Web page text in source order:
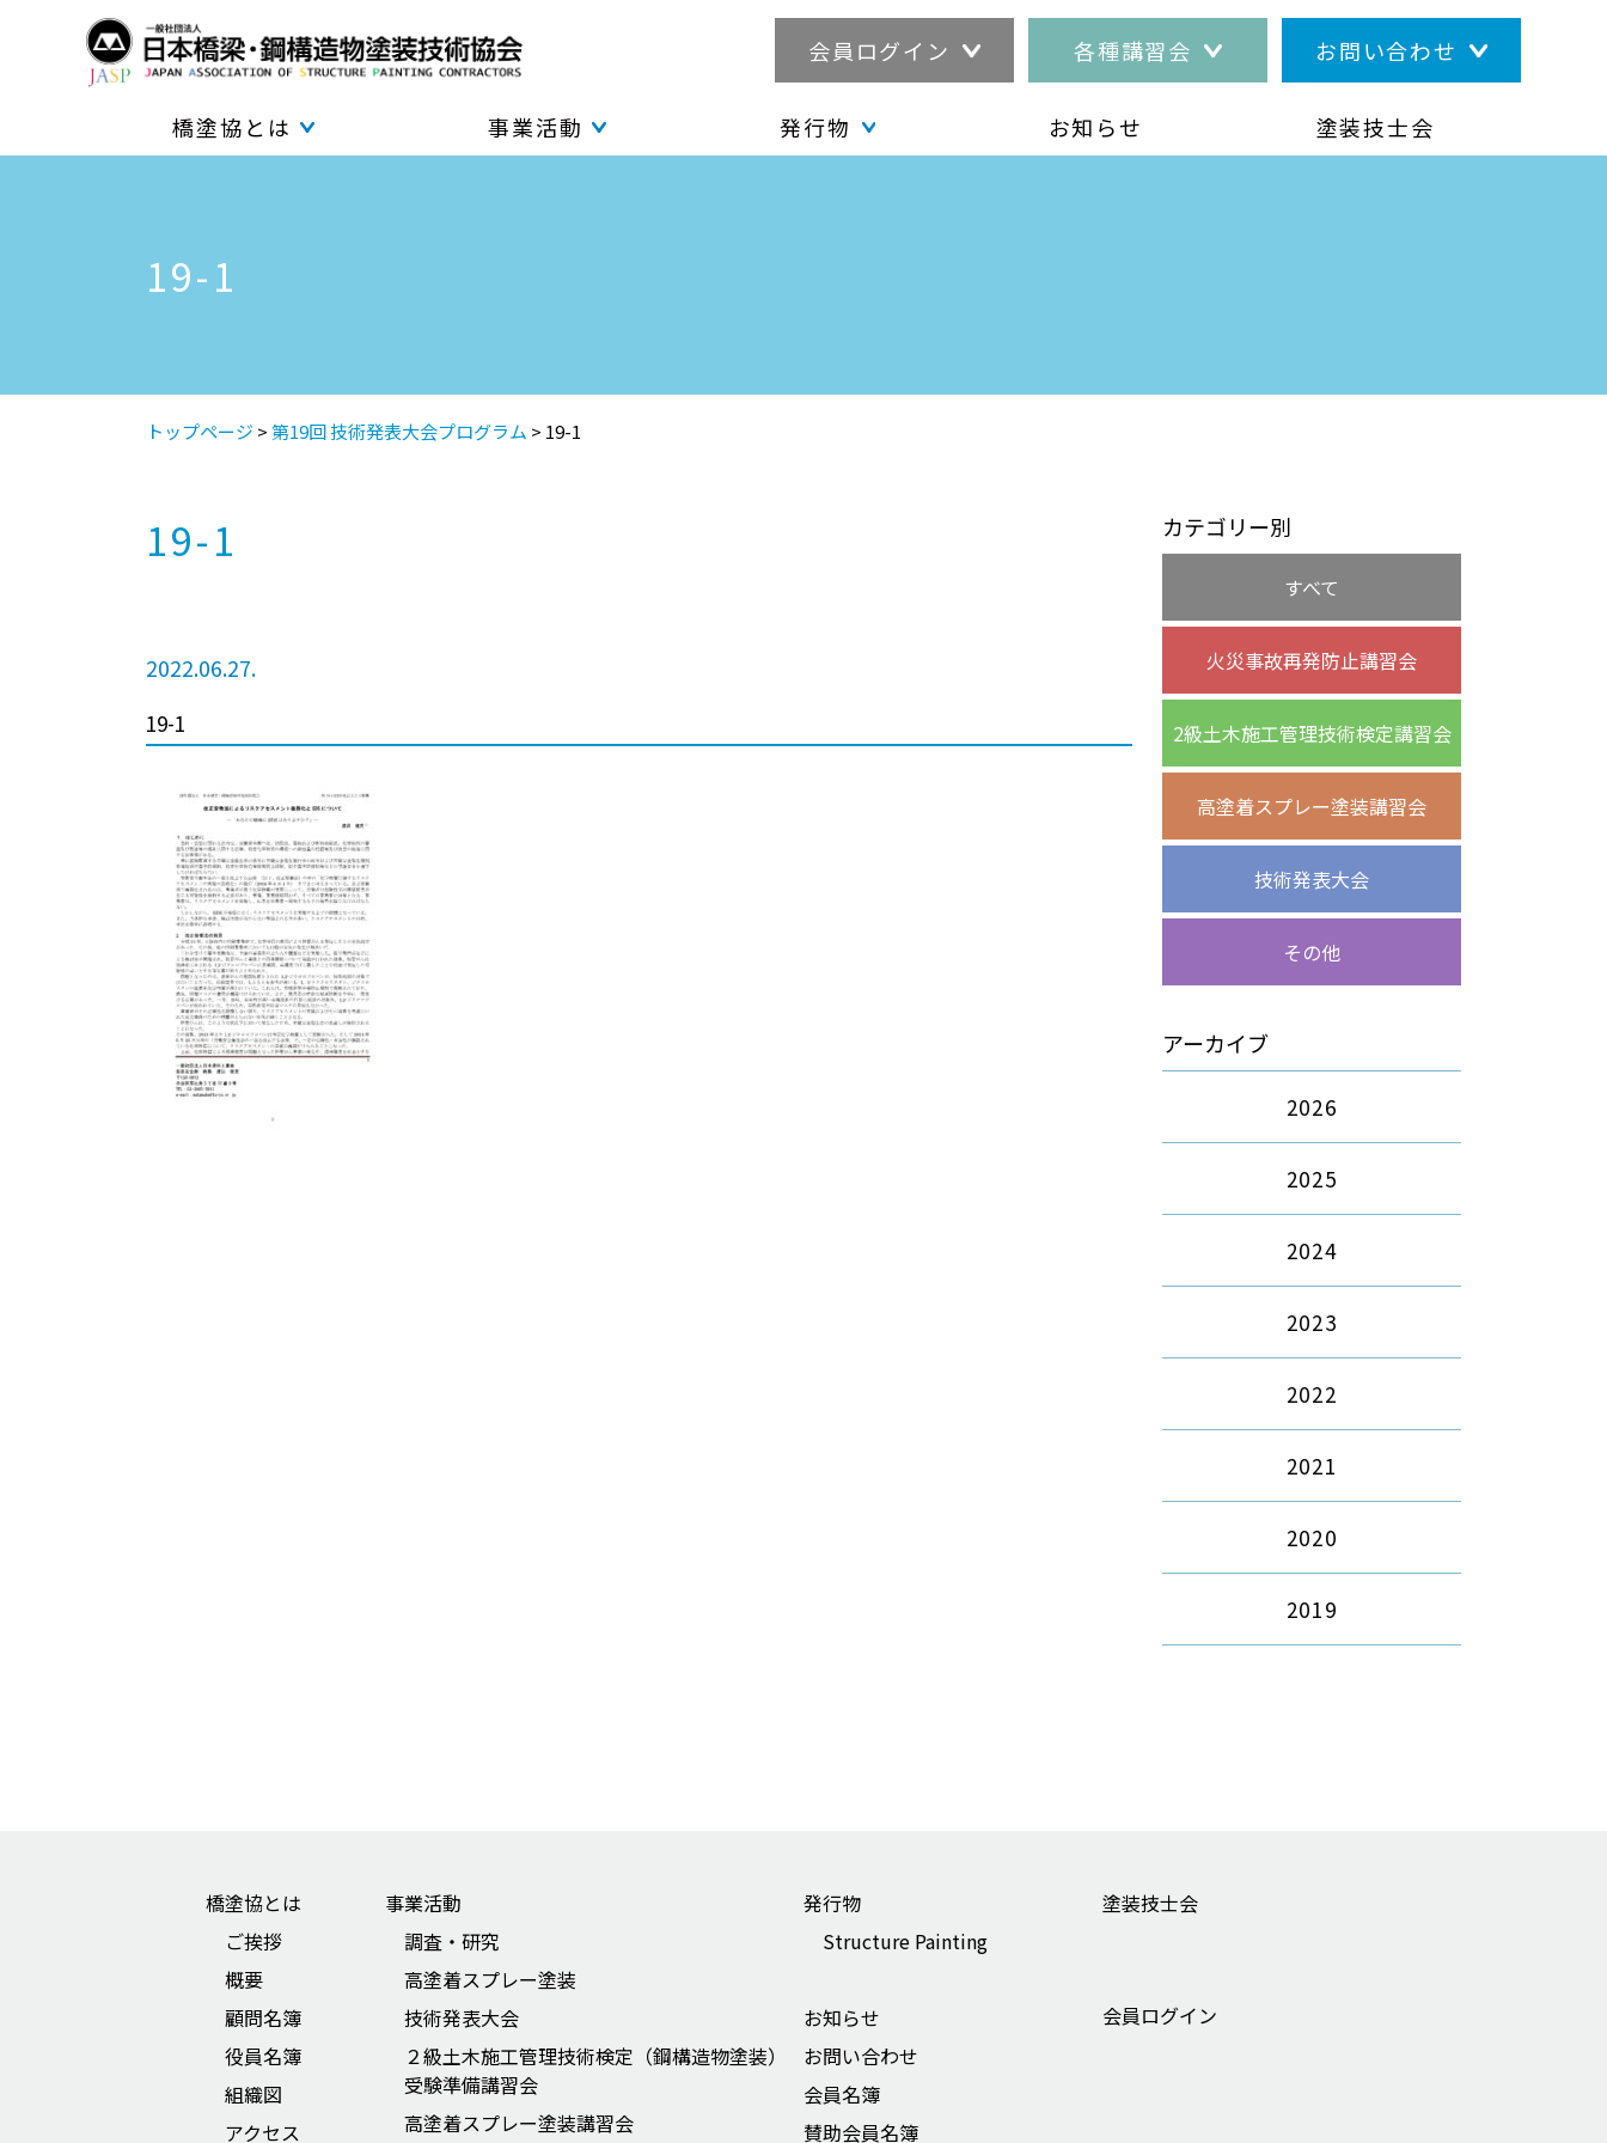
会員ログイン 各種講習会 お問い合わせ
橋塗協とは 事業活動 発行物 お知らせ 塗装技士会
19-1
トップページ >第19回 技術発表大会プログラム > 19-1
19-1
2022.06.27.
19-1
カテゴリー別
すべて
火災事故再発防止講習会
2級土木施工管理技術検定講習会
高塗着スプレー塗装講習会
技術発表大会
その他
アーカイブ
2026
2025
2024
2023
2022
2021
2020
2019
橋塗協とは
ご挨拶
概要
顧問名簿
役員名簿
組織図
アクセス
事業活動
調査・研究
高塗着スプレー塗装
技術発表大会
２級土木施工管理技術検定（鋼構造物塗装）
受験準備講習会
高塗着スプレー塗装講習会
発行物
Structure Painting
お知らせ
お問い合わせ
会員名簿
賛助会員名簿
塗装技士会
会員ログイン